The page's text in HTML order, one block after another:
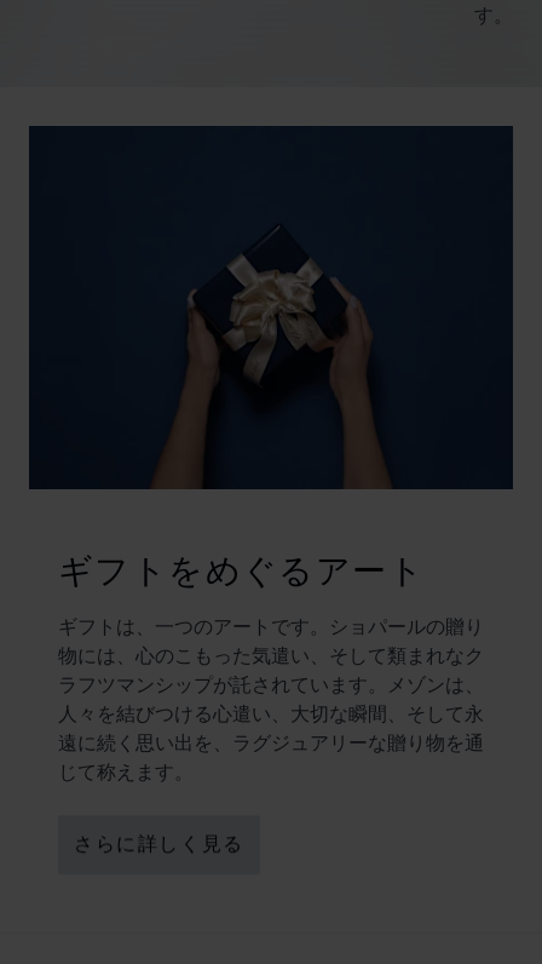
す。
ギフトをめぐるアート
ギフトは、一つのアートです。ショパールの贈り
物には、心のこもった気遣い、そして類まれなク
ラフツマンシップが託されています。メゾンは、
人々を結びつける心遣い、大切な瞬間、そして永
遠に続く思い出を、ラグジュアリーな贈り物を通
じて称えます。
さらに詳しく見る